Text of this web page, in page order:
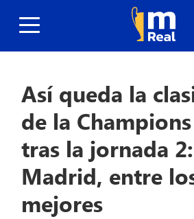
Así queda la
de la
tras la jornada
Madrid, entre
mejores